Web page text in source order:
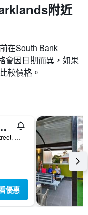
附近
在South Bank
會因日期而異，如果
較價格。
客夏屋
350 Upper Roma Street, 布里斯本, QLD, 澳洲
優惠